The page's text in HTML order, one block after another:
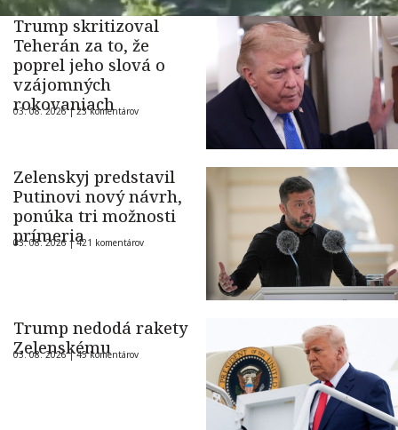
Trump skritizoval
Teherán za to, že
poprel jeho slová o
vzájomných
rokovaniach
03. 08. 2026 |23 komentárov
Zelenskyj predstavil
Putinovi nový návrh,
ponúka tri možnosti
prímeria
03. 08. 2026 |421 komentárov
Trump nedodá rakety
Zelenskému
03. 08. 2026 |45 komentárov